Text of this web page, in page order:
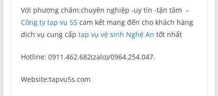
Với phương châm:chuyên nghiệp -uy tín -tận tâm –
Công ty tạp vụ 5S cam kết mang đến cho khách hàng
dịch vụ cung cấp tạp vụ vệ sinh Nghệ An tốt nhất
Hotline: 0911.462.682(zalo)/0964.254.047.
Website:tapvu5s.com